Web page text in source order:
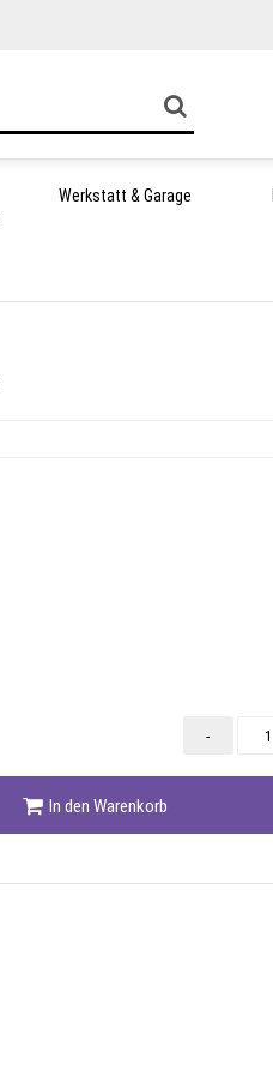
Werkstatt & Garage
-
In den Warenkorb